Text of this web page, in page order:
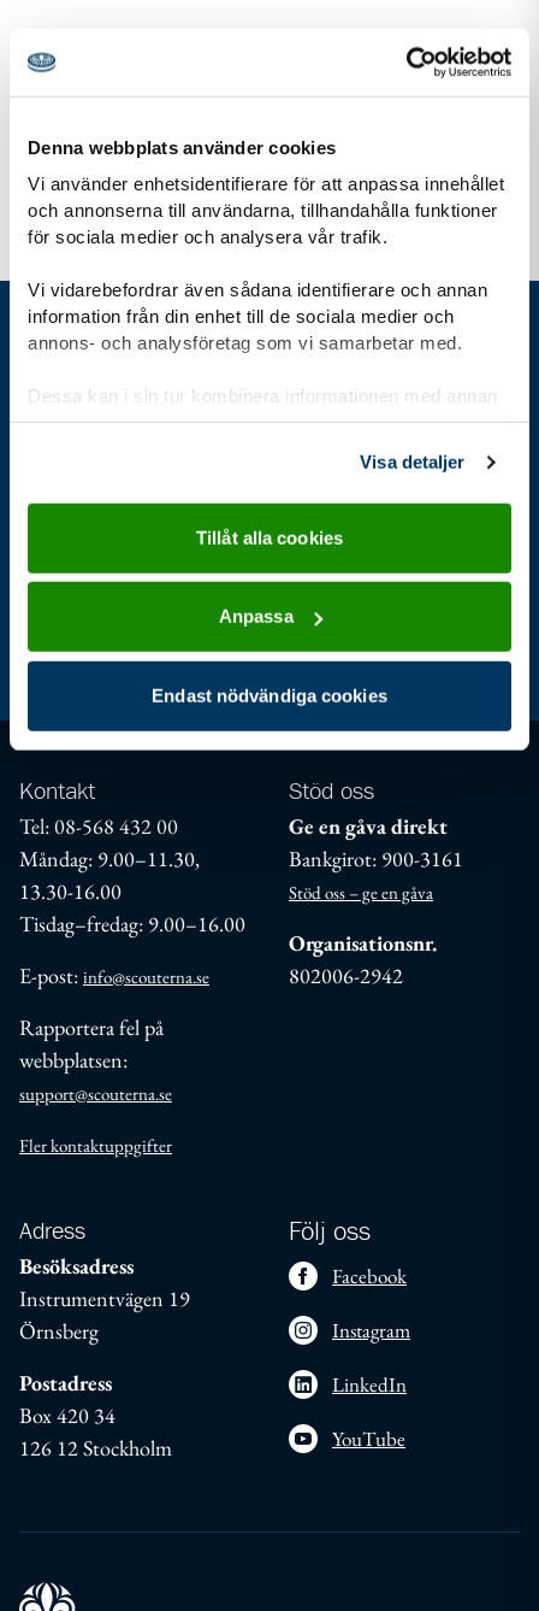
Denna webbplats använder cookies
Vi använder enhetsidentifierare för att anpassa innehållet
och annonserna till användarna, tillhandahålla funktioner
för sociala medier och analysera vår trafik.
Vi vidarebefordrar även sådana identifierare och annan
information från din enhet till de sociala medier och
annons- och analysföretag som vi samarbetar med.
Dessa kan i sin tur kombinera informationen med annan
information som du har tillhandahållit eller som de har
Visa detaljer
Tillåt alla cookies
Anpassa
Endast nödvändiga cookies
För dig som är
Gå direkt till
Bli scout Kalender Stöd oss
Aktuellt För ledare Jag är scout
Kontakt
Tel: 08-568 432 00
Måndag: 9.00–11.30,
13.30-16.00
Tisdag–fredag: 9.00–16.00
E-post: info@scouterna.se
Rapportera fel på
webbplatsen:
support@scouterna.se
Fler kontaktuppgifter
Stöd oss
Ge en gåva direkt
Bankgirot: 900-3161
Stöd oss – ge en gåva
Organisationsnr.
802006-2942
Adress
Besöksadress
Instrumentvägen 19
Örnsberg
Postadress
Box 420 34
126 12 Stockholm
Följ oss
Facebook
Instagram
LinkedIn
YouTube